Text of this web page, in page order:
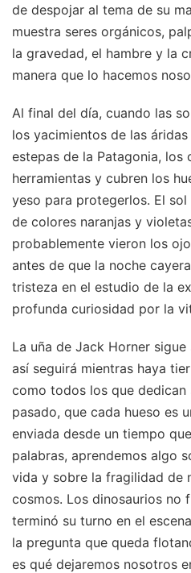
de despojar al tema de su
muestra seres orgánicos,
la gravedad, el hambre y la
manera que lo hacemos
Al final del día, cuando las
los yacimientos de las
estepas de la Patagonia, los
herramientas y cubren los
yeso para protegerlos. El
de colores naranjas y
probablemente vieron los
antes de que la noche
tristeza en el estudio de la
profunda curiosidad por la
La uña de Jack Horner
así seguirá mientras haya
como todos los que dedican
pasado, que cada hueso es
enviada desde un tiempo
palabras, aprendemos algo
vida y sobre la fragilidad de
cosmos. Los dinosaurios no
terminó su turno en el
la pregunta que queda
es qué dejaremos nosotros